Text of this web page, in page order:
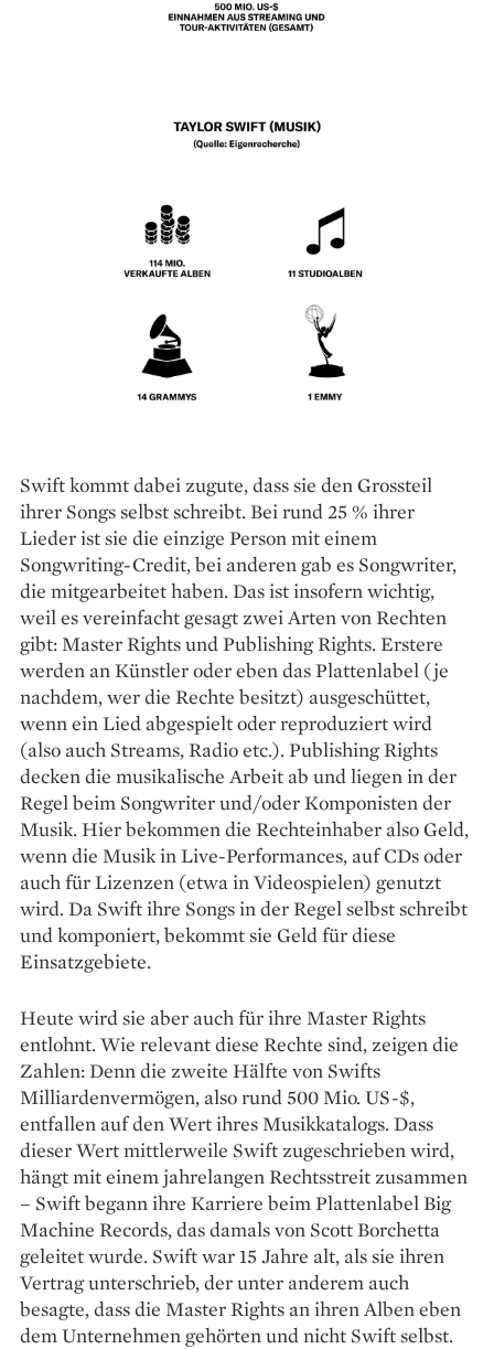
Swift kommt dabei zugute, dass sie den Grossteil
ihrer Songs selbst schreibt. Bei rund 25 % ihrer
Lieder ist sie die einzige Person mit einem
Songwriting-Credit, bei anderen gab es Songwriter,
die mitgearbeitet haben. Das ist insofern wichtig,
weil es vereinfacht gesagt zwei Arten von Rechten
gibt: Master Rights und Publishing Rights. Erstere
werden an Künstler oder eben das Plattenlabel (je
nachdem, wer die Rechte besitzt) ausgeschüttet,
wenn ein Lied abgespielt oder reproduziert wird
(also auch Streams, Radio etc.). Publishing Rights
decken die musikalische Arbeit ab und liegen in der
Regel beim Songwriter und/oder Komponisten der
Musik. Hier bekommen die Rechteinhaber also Geld,
wenn die Musik in Live-Performances, auf CDs oder
auch für Lizenzen (etwa in Videospielen) genutzt
wird. Da Swift ihre Songs in der Regel selbst schreibt
und komponiert, bekommt sie Geld für diese
Einsatzgebiete.
Heute wird sie aber auch für ihre Master Rights
entlohnt. Wie relevant diese Rechte sind, zeigen die
Zahlen: Denn die zweite Hälfte von Swifts
Milliardenvermögen, also rund 500 Mio. US-$,
entfallen auf den Wert ihres Musikkatalogs. Dass
dieser Wert mittlerweile Swift zugeschrieben wird,
hängt mit einem jahrelangen Rechtsstreit zusammen
– Swift begann ihre Karriere beim Plattenlabel Big
Machine Records, das damals von Scott Borchetta
geleitet wurde. Swift war 15 Jahre alt, als sie ihren
Vertrag unterschrieb, der unter anderem auch
besagte, dass die Master Rights an ihren Alben eben
dem Unternehmen gehörten und nicht Swift selbst.